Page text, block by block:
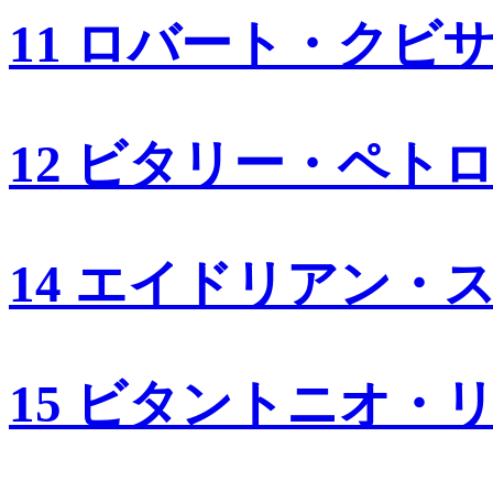
11 ロバート・クビ
12 ビタリー・ペト
14 エイドリアン・
15 ビタントニオ・